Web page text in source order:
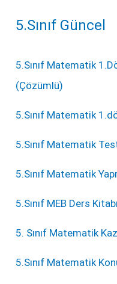
5.Sınıf Güncel
5.Sınıf Matematik
(Çözümlü)
5.Sınıf Matematik
5.Sınıf Matematik
5.Sınıf Matematik
5.Sınıf MEB Ders Kitabı
5. Sınıf Matematik
5.Sınıf Matematik